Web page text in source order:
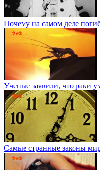
Почему на самом деле
Ученые заявили, что раки
Самые странные законы